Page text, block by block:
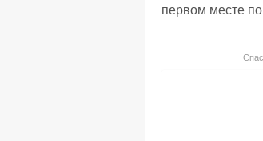
первом месте